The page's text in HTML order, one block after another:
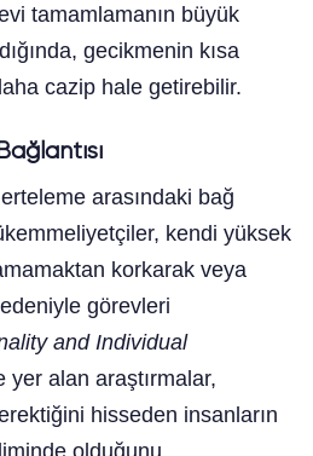
tamamlamanın büyük
gecikmenin kısa
cazip hale getirebilir.
arasındaki bağ
kendi yüksek
korkarak veya
görevleri
and Individual
yer alan araştırmalar,
hisseden insanların
olduğunu